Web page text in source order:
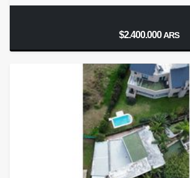
$2.400.000ARS